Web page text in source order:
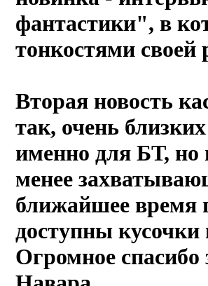
фантастики", в
тонкостями
Вторая новость
так, очень
именно для БТ, но
менее
ближайшее время
доступны кусочки
Огромное